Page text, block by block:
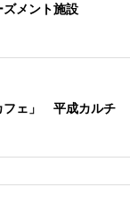
メント施設
フェ」 平成カルチ